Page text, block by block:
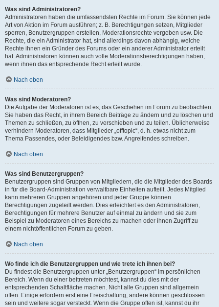
Was sind Administratoren?
Administratoren haben die umfassendsten Rechte im Forum. Sie können jede
Art von Aktion im Forum ausführen; z. B. Berechtigungen setzen, Mitglieder
sperren, Benutzergruppen erstellen, Moderationsrechte vergeben usw. Die
Rechte, die ein Administrator hat, sind allerdings davon abhängig, welche
Rechte ihnen ein Gründer des Forums oder ein anderer Administrator erteilt
hat. Administratoren können auch volle Moderationsberechtigungen haben,
wenn ihnen das entsprechende Recht erteilt wurde.
Nach oben
Was sind Moderatoren?
Die Aufgabe der Moderatoren ist es, das Geschehen im Forum zu beobachten.
Sie haben das Recht, in ihrem Bereich Beiträge zu ändern und zu löschen und
Themen zu schließen, zu öffnen, zu verschieben und zu teilen. Üblicherweise
verhindern Moderatoren, dass Mitglieder „offtopic“, d. h. etwas nicht zum
Thema Passendes, oder Beleidigendes bzw. Angreifendes schreiben.
Nach oben
Was sind Benutzergruppen?
Benutzergruppen sind Gruppen von Mitgliedern, die die Mitglieder des Boards
in für die Board-Administration verwaltbare Einheiten aufteilt. Jedes Mitglied
kann mehreren Gruppen angehören und jeder Gruppe können
Berechtigungen zugeteilt werden. Dies erleichtert es den Administratoren,
Berechtigungen für mehrere Benutzer auf einmal zu ändern und sie zum
Beispiel zu Moderatoren eines Bereichs zu machen oder ihnen Zugriff zu
einem nichtöffentlichen Forum zu geben.
Nach oben
Wo finde ich die Benutzergruppen und wie trete ich ihnen bei?
Du findest die Benutzergruppen unter „Benutzergruppen“ im persönlichen
Bereich. Wenn du einer beitreten möchtest, kannst du dies mit der
entsprechenden Schaltfläche machen. Nicht alle Gruppen sind allgemein
offen. Einige erfordern erst eine Freischaltung, andere können geschlossen
sein und weitere sogar versteckt. Wenn die Gruppe offen ist, kannst du ihr